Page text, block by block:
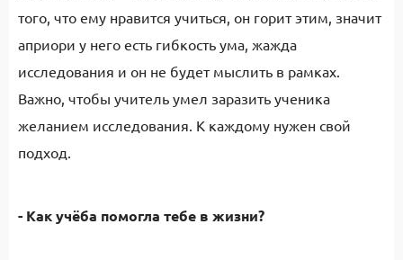
того, что ему нравится учиться, он горит этим, значит
априори у него есть гибкость ума, жажда
исследования и он не будет мыслить в рамках.
Важно, чтобы учитель умел заразить ученика
желанием исследования. К каждому нужен свой
подход.
- Как учёба помогла тебе в жизни?